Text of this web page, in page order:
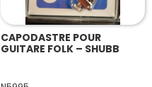
CAPODASTRE POUR
GUITARE FOLK – SHUBB